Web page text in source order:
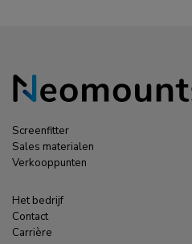
Screenfitter
Sales materialen
Verkooppunten
Het bedrijf
Contact
Carrière